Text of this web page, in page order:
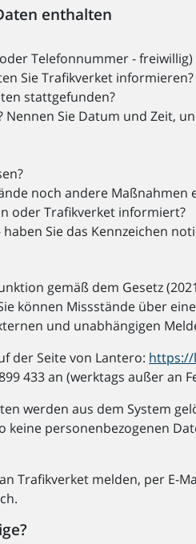
enthalten
Telefonnummer - freiwillig)
Sie Trafikverket informieren?
stattgefunden?
Sie Datum und Zeit,
noch andere Maßnahmen
oder Trafikverket informiert?
Sie das Kennzeichen
gemäß dem Gesetz
können Missstände über
und unabhängigen
der Seite von Lantero:
433 an (werktags außer an
werden aus dem System
personenbezogenen
Trafikverket melden, per E-